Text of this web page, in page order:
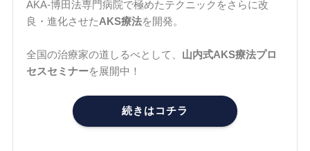
AKA-博田法専門病院で極めたテクニックをさらに改
良・進化させたAKS療法を開発。
全国の治療家の道しるべとして、 山内式AKS療法プロ
セスセミナーを展開中！
続きはコチラ